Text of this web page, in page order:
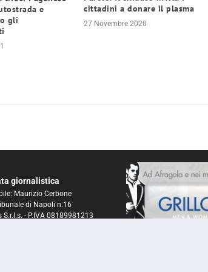
e
gli
cittadini a donare il plasma
27 Novembre 2020
giornalistica
Maurizio Cerbone
di Napoli n.16
- P.IVA 08189981213